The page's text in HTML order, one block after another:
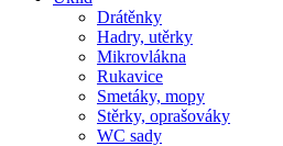
Drátěnky
Hadry, utěrky
Mikrovlákna
Rukavice
Smetáky, mopy
Stěrky, oprašováky
WC sady